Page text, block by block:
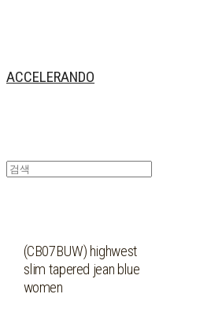
ACCELERANDO
(CB07BUW) highwest
slim tapered jean blue
women